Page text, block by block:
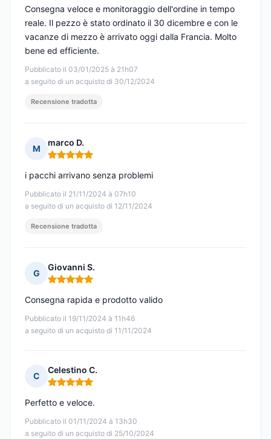
Pubblicato il 03/01/2025 à 21h07
a seguito di un acquisto di 30/12/2024
Consegna veloce e monitoraggio dell'ordine in tempo
reale. Il pezzo è stato ordinato il 30 dicembre e con le
vacanze di mezzo è arrivato oggi dalla Francia. Molto
bene ed efficiente.
Recensione tradotta
M
marco D.
Nota: 5 su 5
Pubblicato il 21/11/2024 à 07h10
a seguito di un acquisto di 12/11/2024
i pacchi arrivano senza problemi
Recensione tradotta
G
Giovanni S.
Nota: 5 su 5
Pubblicato il 19/11/2024 à 11h46
a seguito di un acquisto di 11/11/2024
Consegna rapida e prodotto valido
C
Celestino C.
Nota: 5 su 5
Pubblicato il 01/11/2024 à 13h30
a seguito di un acquisto di 25/10/2024
Perfetto e veloce.